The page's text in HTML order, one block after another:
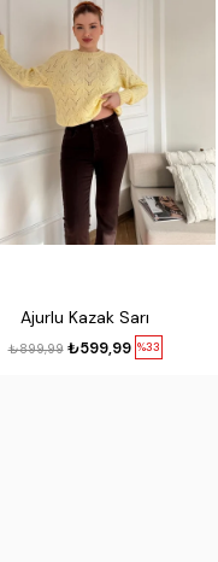
Ajurlu Kazak Sarı
%33
₺599,99
₺899,99